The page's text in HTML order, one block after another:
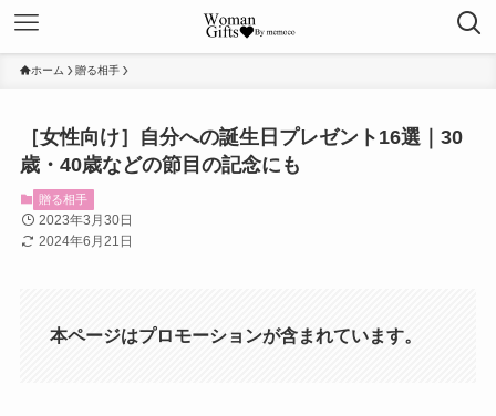
ホーム 贈る相手
［女性向け］自分への誕生日プレゼント16選｜30
歳・40歳などの節目の記念にも
贈る相手
2023年3月30日
2024年6月21日
本ページはプロモーションが含まれています。